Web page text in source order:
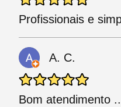
Profissionais e
A. C.
Bom atendimento